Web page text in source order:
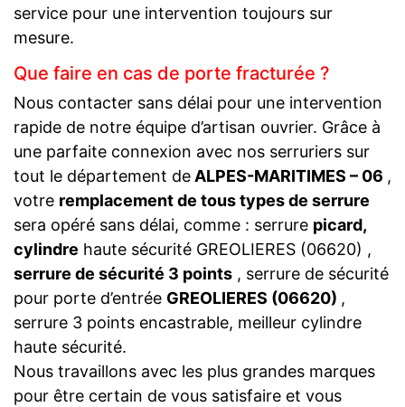
service pour une intervention toujours sur
mesure.
Que faire en cas de porte fracturée ?
Nous contacter sans délai pour une intervention
rapide de notre équipe d’artisan ouvrier. Grâce à
une parfaite connexion avec nos serruriers sur
tout le département deALPES-MARITIMES – 06 ,
votre remplacement de tous types de serrure
sera opéré sans délai, comme : serrure picard,
cylindre haute sécurité GREOLIERES (06620) ,
serrure de sécurité 3 points , serrure de sécurité
pour porte d’entrée GREOLIERES (06620) ,
serrure 3 points encastrable, meilleur cylindre
haute sécurité.
Nous travaillons avec les plus grandes marques
pour être certain de vous satisfaire et vous